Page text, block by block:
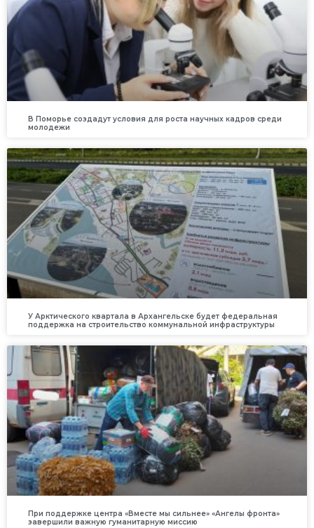
В Поморье создадут условия для роста научных кадров среди
молодежи
У Арктического квартала в Архангельске будет федеральная
поддержка на строительство коммунальной инфраструктуры
При поддержке центра «Вместе мы сильнее» «Ангелы фронта»
завершили важную гуманитарную миссию